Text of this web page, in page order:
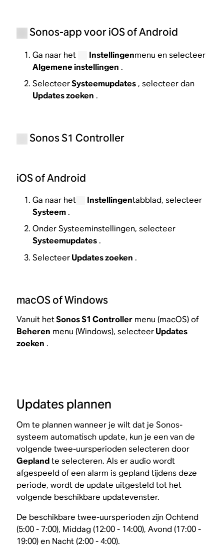
Sonos-app voor iOS of Android
Ga naar het Instellingenmenu en selecteer
Algemene instellingen .
SelecteerSysteemupdates, selecteer dan
Updates zoeken .
Sonos S1 Controller
iOS of Android
Ga naar het Instellingentabblad, selecteer
Systeem.
Onder Systeeminstellingen, selecteer
Systeemupdates.
SelecteerUpdates zoeken .
macOS of Windows
Vanuit hetSonos S1 Controller menu (macOS) of
Beheren menu (Windows), selecteerUpdates
zoeken .
Updates plannen
Om te plannen wanneer je wilt dat je Sonos-
systeem automatisch update, kun je een van de
volgende twee-uursperioden selecteren door
Geplandte selecteren. Als er audio wordt
afgespeeld of een alarm is gepland tijdens deze
periode, wordt de update uitgesteld tot het
volgende beschikbare updatevenster.
De beschikbare twee-uursperioden zijn Ochtend
(5:00 - 7:00), Middag (12:00 - 14:00), Avond (17:00 -
19:00) en Nacht (2:00 - 4:00).